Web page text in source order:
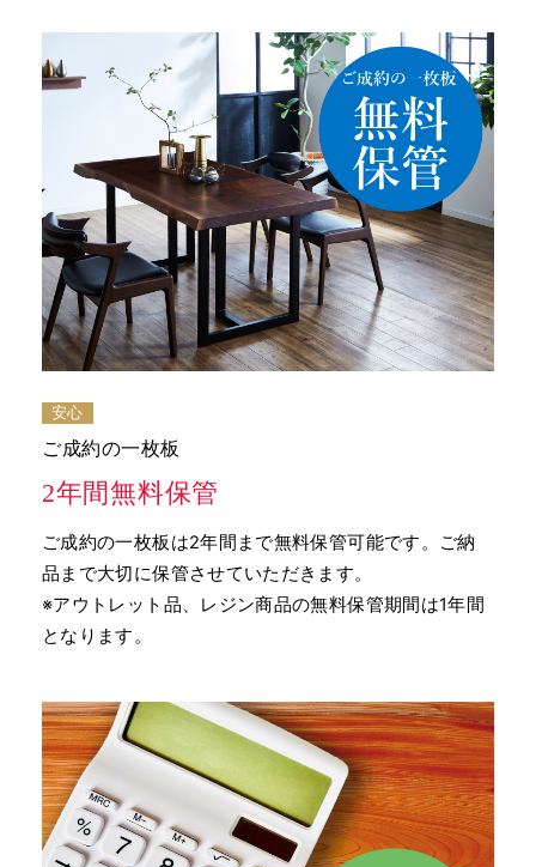
安心
ご成約の一枚板
2年間無料保管
ご成約の一枚板は2年間まで無料保管可能です。ご納
品まで大切に保管させていただきます。
※アウトレット品、レジン商品の無料保管期間は1年間
となります。